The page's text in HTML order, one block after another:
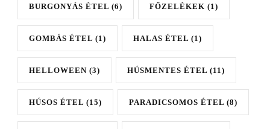
BURGONYÁS ÉTEL (6) FŐZELÉKEK (1)
GOMBÁS ÉTEL (1) HALAS ÉTEL (1)
HELLOWEEN (3) HÚSMENTES ÉTEL (11)
HÚSOS ÉTEL (15) PARADICSOMOS ÉTEL (8)